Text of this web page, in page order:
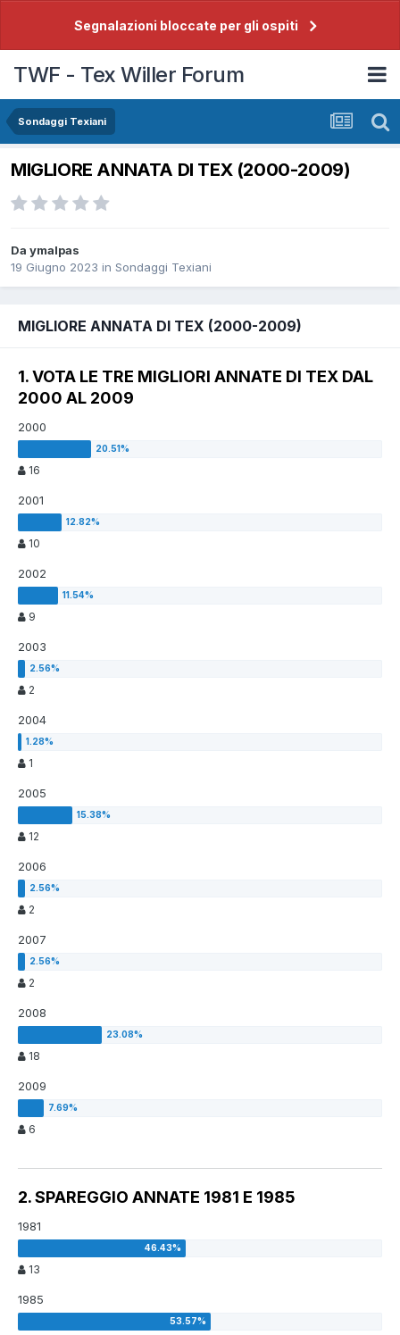
Segnalazioni bloccate per gli ospiti
TWF - Tex Willer Forum
Sondaggi Texiani
MIGLIORE ANNATA DI TEX (2000-2009)
Da ymalpas
19 Giugno 2023 in Sondaggi Texiani
MIGLIORE ANNATA DI TEX (2000-2009)
1. VOTA LE TRE MIGLIORI ANNATE DI TEX DAL
2000 AL 2009
2000
16
2001
10
2002
9
2003
2
2004
1
2005
12
2006
2
2007
2
2008
18
2009
6
2. SPAREGGIO ANNATE 1981 E 1985
1981
13
1985